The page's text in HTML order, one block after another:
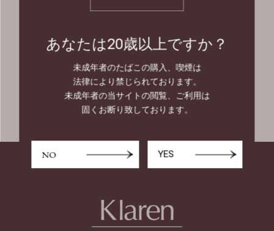
で禁止されています。
20歳未満の者に対しては酒類・た
ばこを販売しません。
あなたは20歳以上ですか？
未成年者のたばこの購入、喫煙は
法律により禁じられております。
未成年者の当サイトの閲覧、ご利用は
固くお断り致しております。
NO YES